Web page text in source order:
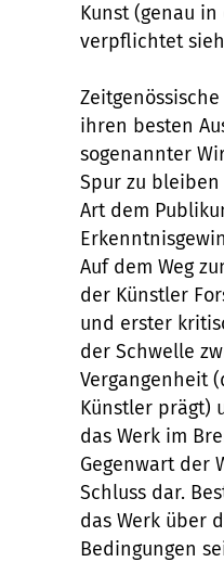
Kunst (genau
verpflichtet
ihren besten
sogenannter
Spur zu
Art dem
Auf dem Weg
der Künstler
und erster
der Schwelle
Vergangenheit
Künstler prägt)
das Werk im
Gegenwart der
Schluss dar.
das Werk über
Bedingungen